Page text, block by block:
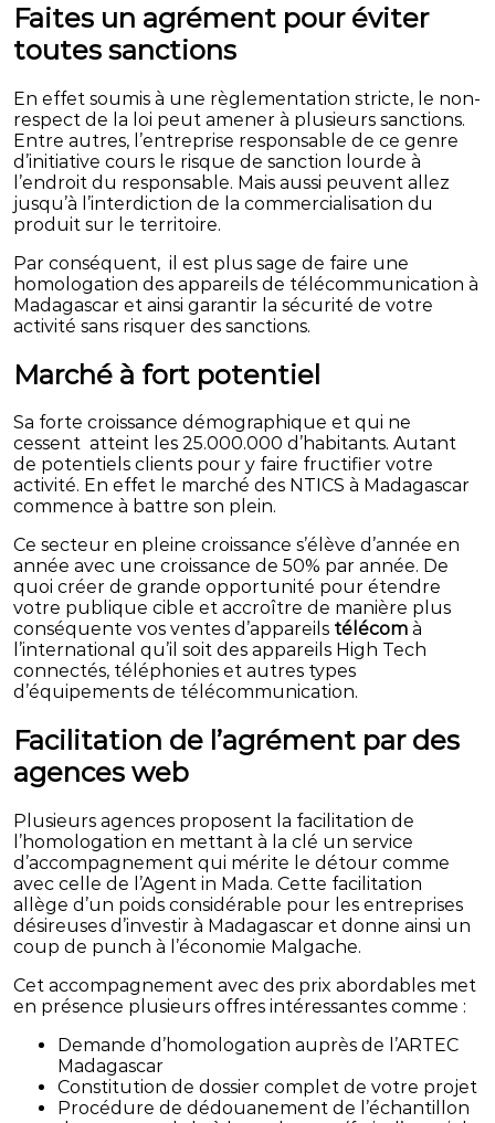
Faites un agrément pour éviter
toutes sanctions
En effet soumis à une règlementation stricte, le non-
respect de la loi peut amener à plusieurs sanctions.
Entre autres, l’entreprise responsable de ce genre
d’initiative cours le risque de sanction lourde à
l’endroit du responsable. Mais aussi peuvent allez
jusqu’à l’interdiction de la commercialisation du
produit sur le territoire.
Par conséquent, il est plus sage de faire une
homologation des appareils de télécommunication à
Madagascar et ainsi garantir la sécurité de votre
activité sans risquer des sanctions.
Marché à fort potentiel
Sa forte croissance démographique et qui ne
cessent atteint les 25.000.000 d’habitants. Autant
de potentiels clients pour y faire fructifier votre
activité. En effet le marché des NTICS à Madagascar
commence à battre son plein.
Ce secteur en pleine croissance s’élève d’année en
année avec une croissance de 50% par année. De
quoi créer de grande opportunité pour étendre
votre publique cible et accroître de manière plus
conséquente vos ventes d’appareils télécom à
l’international qu’il soit des appareils High Tech
connectés, téléphonies et autres types
d’équipements de télécommunication.
Facilitation de l’agrément par des
agences web
Plusieurs agences proposent la facilitation de
l’homologation en mettant à la clé un service
d’accompagnement qui mérite le détour comme
avec celle de l’Agent in Mada. Cette facilitation
allège d’un poids considérable pour les entreprises
désireuses d’investir à Madagascar et donne ainsi un
coup de punch à l’économie Malgache.
Cet accompagnement avec des prix abordables met
en présence plusieurs offres intéressantes comme :
Demande d’homologation auprès de l’ARTEC
Madagascar
Constitution de dossier complet de votre projet
Procédure de dédouanement de l’échantillon